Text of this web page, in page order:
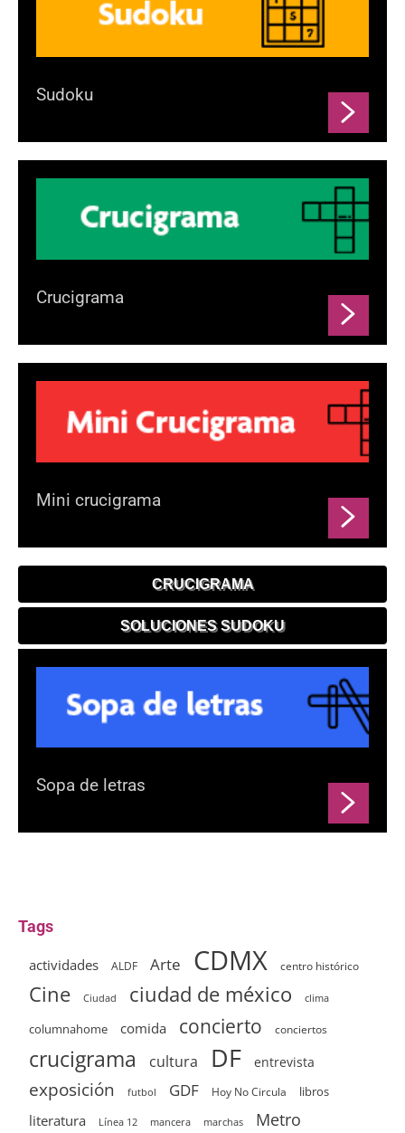
Sudoku
Crucigrama
Mini crucigrama
CRUCIGRAMA
SOLUCIONES SUDOKU
Sopa de letras
Tags
actividades ALDF Arte CDMX centro histórico
Cine Ciudad ciudad de méxico clima
columnahome comida concierto conciertos
crucigrama cultura DF entrevista
exposición futbol GDF Hoy No Circula libros
literatura Línea 12 mancera marchas Metro